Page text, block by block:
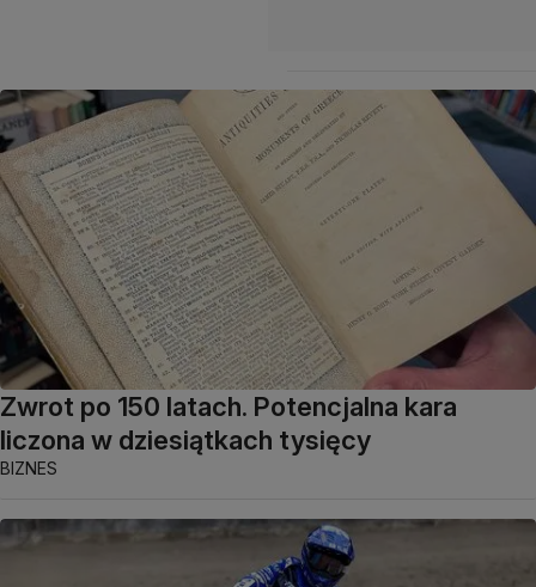
Zwrot po 150 latach. Potencjalna kara
liczona w dziesiątkach tysięcy
BIZNES